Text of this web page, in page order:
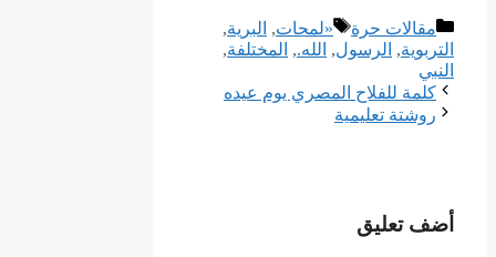
التصنيفات
مقالات حرة الوسوم
«لمحات, ﺍﻟﺒﺮﻳﺔ,
التربوية, الرسول, الله., المختلفة,
النبي
كلمة للفلاح المصري يوم عيده
روشتة تعليمية
أضف تعليق